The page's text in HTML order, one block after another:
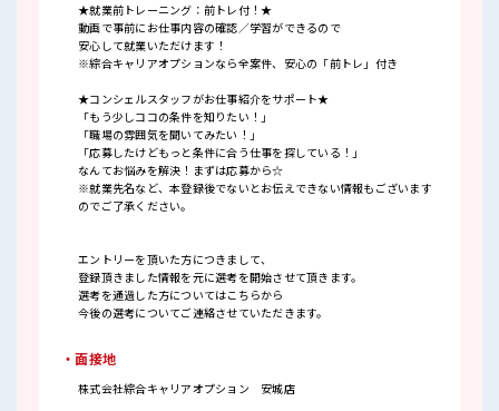
★就業前トレーニング：前トレ付！★
動画で事前にお仕事内容の確認／学習ができるので
安心して就業いただけます！
※綜合キャリアオプションなら全案件、安心の「前トレ」付き
★コンシェルスタッフがお仕事紹介をサポート★
「もう少しココの条件を知りたい！」
「職場の雰囲気を聞いてみたい！」
「応募したけどもっと条件に合う仕事を探している！」
なんてお悩みを解決！まずは応募から☆
※就業先名など、本登録後でないとお伝えできない情報もございます
のでご了承ください。
エントリーを頂いた方につきまして、
登録頂きました情報を元に選考を開始させて頂きます。
選考を通過した方についてはこちらから
今後の選考についてご連絡させていただきます。
・面接地
株式会社綜合キャリアオプション 安城店